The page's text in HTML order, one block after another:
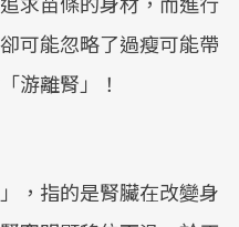
可能忽略了過瘦可能帶
游離腎」！
，指的是腎臟在改變身